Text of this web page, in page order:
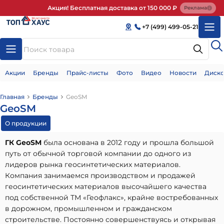
Акция! Бесплатная доставка от 150 000 ₽ Реклама
+7 (499) 499-05-21
Акции Бренды Прайс-листы Фото Видео Новости
Главная Бренды GeoSM
GeoSM
О продукции
ГК GeoSM была основана в 2012 году и прошла большой
путь от обычной торговой компании до одного из
лидеров рынка геосинтетических материалов.
Компания занимаемся производством и продажей
геосинтетических материалов высочайшего качества
под собственной ТМ «Геофлакс», крайне востребованных
в дорожном, промышленном и гражданском
строительстве. Постоянно совершенствуясь и открывая